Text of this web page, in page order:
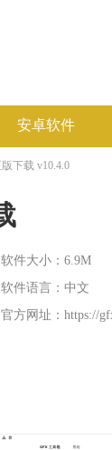
安卓软件
下载 v10.4.0
软件大小：6.9M
软件语言：中文
官方网址： https://